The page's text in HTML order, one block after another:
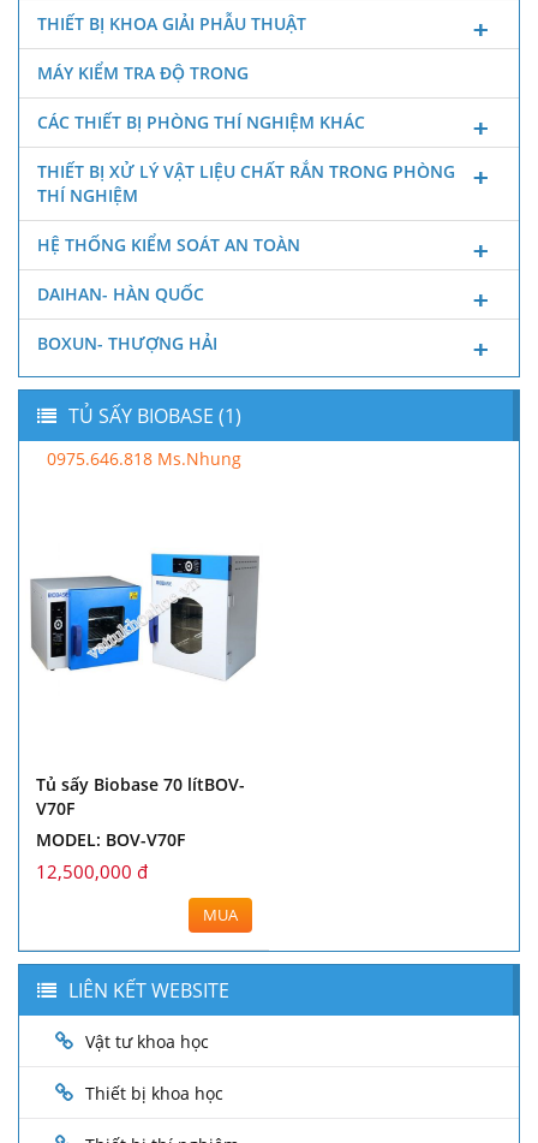
THIẾT BỊ KHOA GIẢI PHẪU THUẬT
MÁY KIỂM TRA ĐỘ TRONG
CÁC THIẾT BỊ PHÒNG THÍ NGHIỆM KHÁC
THIẾT BỊ XỬ LÝ VẬT LIỆU CHẤT RẮN TRONG PHÒNG
THÍ NGHIỆM
HỆ THỐNG KIỂM SOÁT AN TOÀN
DAIHAN- HÀN QUỐC
BOXUN- THƯỢNG HẢI
TỦ SẤY BIOBASE (1)
0975.646.818 Ms.Nhung
Tủ sấy Biobase 70 lítBOV-
V70F
MODEL: BOV-V70F
12,500,000 đ
MUA
LIÊN KẾT WEBSITE
Vật tư khoa học
Thiết bị khoa học